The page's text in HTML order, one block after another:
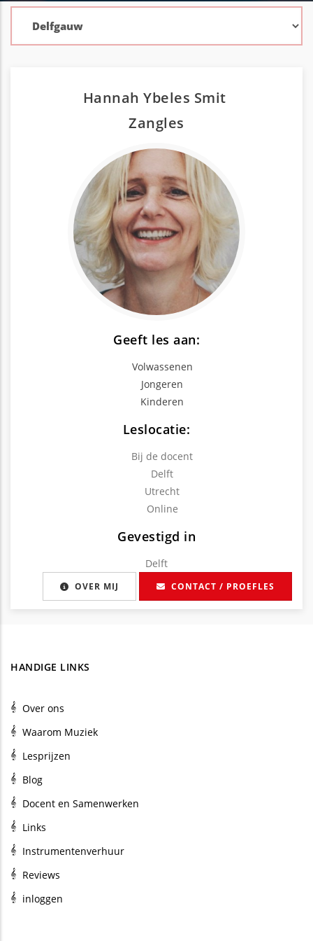
Hannah Ybeles Smit
Zangles
Geeft les aan:
Volwassenen
Jongeren
Kinderen
Leslocatie:
Bij de docent
Delft
Utrecht
Online
Gevestigd in
Delft
OVER MIJ CONTACT / PROEFLES
HANDIGE LINKS
Over ons
Waarom Muziek
Lesprijzen
Blog
Docent en Samenwerken
Links
Instrumentenverhuur
Reviews
inloggen